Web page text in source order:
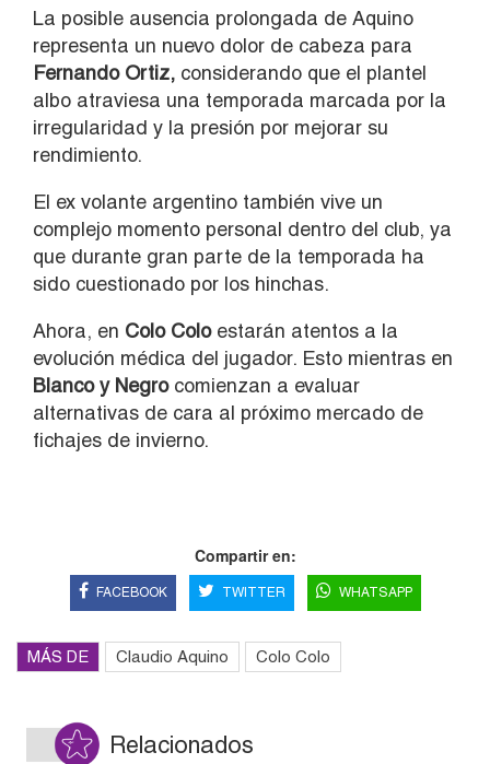
La posible ausencia prolongada de Aquino
representa un nuevo dolor de cabeza para
Fernando Ortiz, considerando que el plantel
albo atraviesa una temporada marcada por la
irregularidad y la presión por mejorar su
rendimiento.
El ex volante argentino también vive un
complejo momento personal dentro del club, ya
que durante gran parte de la temporada ha
sido cuestionado por los hinchas.
Ahora, en Colo Coloestarán atentos a la
evolución médica del jugador. Esto mientras en
Blanco y Negrocomienzan a evaluar
alternativas de cara al próximo mercado de
fichajes de invierno.
Compartir en:
FACEBOOK TWITTER WHATSAPP
MÁS DE Claudio Aquino Colo Colo
Relacionados